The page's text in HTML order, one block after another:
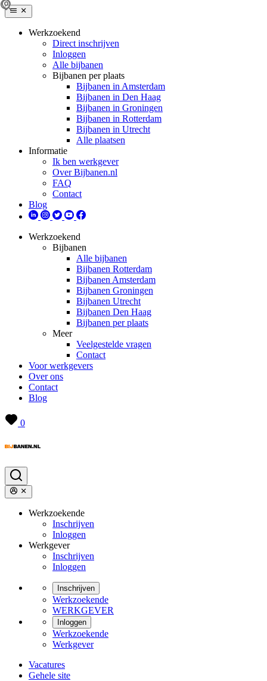
Werkzoekend
Direct inschrijven
Inloggen
Alle bijbanen
Bijbanen per plaats
Bijbanen in Amsterdam
Bijbanen in Den Haag
Bijbanen in Groningen
Bijbanen in Rotterdam
Bijbanen in Utrecht
Alle plaatsen
Informatie
Ik ben werkgever
Over Bijbanen.nl
FAQ
Contact
Blog
Werkzoekend
Bijbanen
Alle bijbanen
Bijbanen Rotterdam
Bijbanen Amsterdam
Bijbanen Groningen
Bijbanen Utrecht
Bijbanen Den Haag
Bijbanen per plaats
Meer
Veelgestelde vragen
Contact
Voor werkgevers
Over ons
Contact
Blog
0
Werkzoekende
Inschrijven
Inloggen
Werkgever
Inschrijven
Inloggen
Inschrijven
Werkzoekende
WERKGEVER
Inloggen
Werkzoekende
Werkgever
Vacatures
Gehele site